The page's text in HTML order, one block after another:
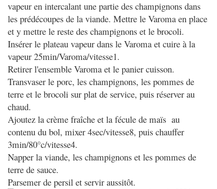
vapeur en intercalant une partie des champignons dans
les prédécoupes de la viande. Mettre le Varoma en place
et y mettre le reste des champignons et le brocoli.
Insérer le plateau vapeur dans le Varoma et cuire à la
vapeur 25min/Varoma/vitesse1.
Retirer l'ensemble Varoma et le panier cuisson.
Transvaser le porc, les champignons, les pommes de
terre et le brocoli sur plat de service, puis réserver au
chaud.
Ajoutez la crème fraîche et la fécule de maïs au
contenu du bol, mixer 4sec/vitesse8, puis chauffer
3min/80°c/vitesse4.
Napper la viande, les champignons et les pommes de
terre de sauce.
Parsemer de persil et servir aussitôt.